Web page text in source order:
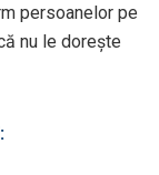
persoanelor pe
nu le dorește